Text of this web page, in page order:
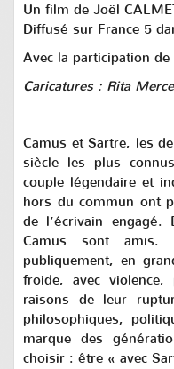
Un film de Joël
Diffusé sur France 5
Avec la participation de
Caricatures : Rita
Camus et Sartre, les
siècle les plus
couple légendaire et
hors du commun ont
de l’écrivain
Camus sont
publiquement, en
froide, avec
raisons de leur
philosophiques,
marque des
choisir : être « avec